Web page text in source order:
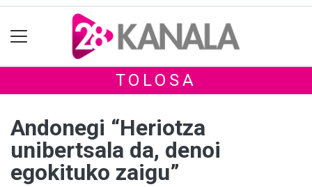
TOLOSA
Andonegi “Heriotza
unibertsala da, denoi
egokituko zaigu”